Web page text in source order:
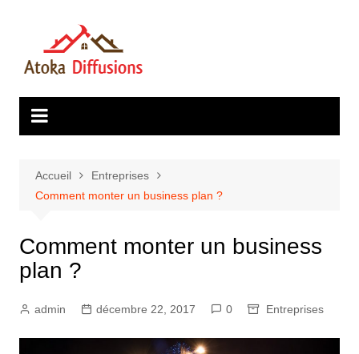
contenu
Accueil
Entreprises
Comment monter un business plan ?
Comment monter un business
plan ?
admin décembre 22, 2017 0 Entreprises